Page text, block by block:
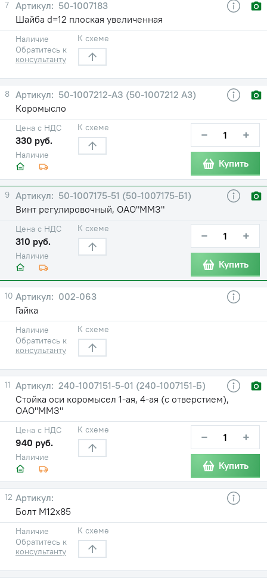
7
50-1007183
Шайба d=12 плоская увеличенная
Наличие
Обратитесь к
консультанту
К схеме
8
50-1007212-АЗ (50-1007212 А3)
Коромысло
Наличие
Цена с НДС
330 руб.
К схеме − +
Купить
9
50-1007175-51 (50-1007175-Б1)
Винт регулировочный, ОАО"ММЗ"
Наличие
Цена с НДС
310 руб.
К схеме − +
Купить
10
002-063
Гайка
Наличие
Обратитесь к
консультанту
К схеме
11
240-1007151-5-01 (240-1007151-Б)
Стойка оси коромысел 1-ая, 4-ая (с отверстием),
ОАО"ММЗ"
Наличие
Цена с НДС
940 руб.
К схеме − +
Купить
12
Болт М12х85
Наличие
Обратитесь к
консультанту
К схеме